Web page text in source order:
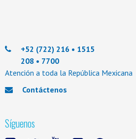
+52 (722) 216 • 1515
208 • 7700
Atención a toda la República Mexicana
Contáctenos
Síguenos